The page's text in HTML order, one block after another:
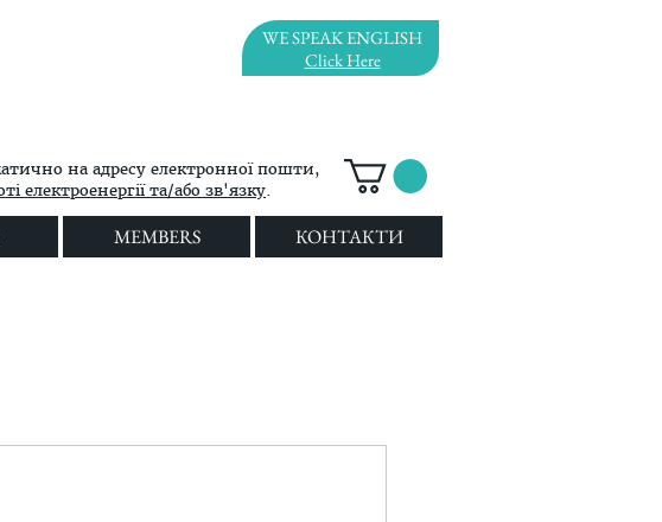
WE SPEAK ENGLISH
Click Here
на адресу електронної пошти,
електроенергії та/або зв'язку.
MEMBERS КОНТАКТИ